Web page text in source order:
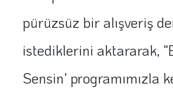
pürüzsüz bir alışveriş
istediklerini aktararak,
Sensin' programımızla